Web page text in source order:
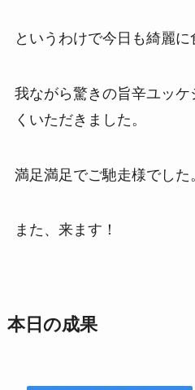
というわけで今日も綺麗に
我ながら驚きの旨辛ユッケ
くいただきました。
満足満足でご馳走様でした
また、来ます！
本日の成果